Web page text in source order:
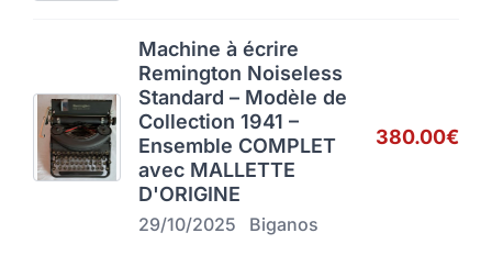
Machine à écrire
Remington Noiseless
Standard – Modèle de
Collection 1941 –
Ensemble COMPLET
avec MALLETTE
D'ORIGINE
29/10/2025 Biganos
380.00€